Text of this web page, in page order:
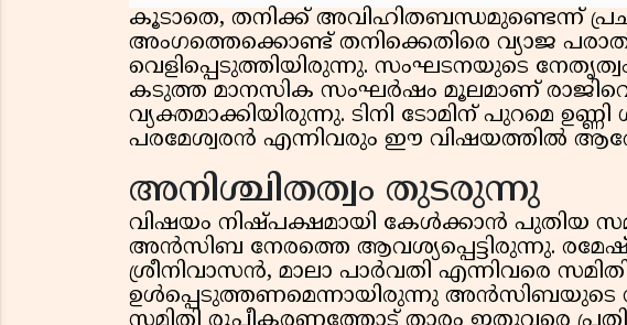
കൂടാതെ, തനിക്ക് അവിഹിതബന്ധമുണ്ടെന്ന്
അംഗത്തെക്കൊണ്ട് തനിക്കെതിരെ വ്യാജ
വെളിപ്പെടുത്തിയിരുന്നു. സംഘടനയുടെ നേതൃത്വം
കടുത്ത മാനസിക സംഘർഷം മൂലമാണ്
വ്യക്തമാക്കിയിരുന്നു. ടിനി ടോമിന് പുറമെ
പരമേശ്വരൻ എന്നിവരും ഈ വിഷയത്തിൽ
അനിശ്ചിതത്വം തുടരുന്നു
വിഷയം നിഷ്പക്ഷമായി കേൾക്കാൻ പുതിയ
അൻസിബ നേരത്തെ ആവശ്യപ്പെട്ടിരുന്നു. രമേഷ്
ശ്രീനിവാസൻ, മാലാ പാർവതി എന്നിവരെ
ഉൾപ്പെടുത്തണമെന്നായിരുന്നു അൻസിബയുടെ